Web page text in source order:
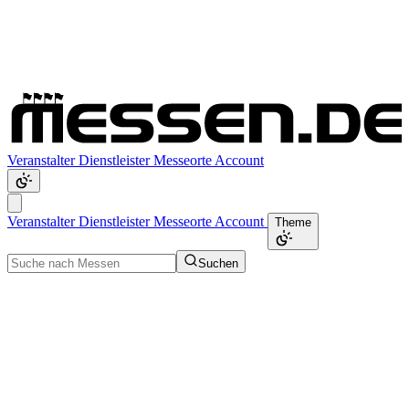
VeranstalterDienstleisterMesseorte Account
VeranstalterDienstleisterMesseorte Account Theme
Suchen